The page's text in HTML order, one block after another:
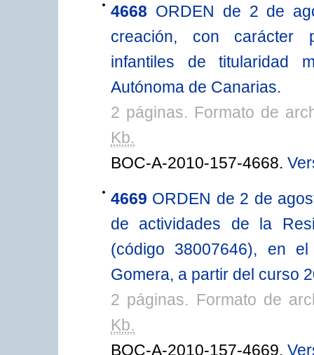
4668 ORDEN de 2 de
creación, con carácter
infantiles de titularidad
Autónoma de Canarias.
2 páginas. Formato de
Kb.
BOC-A-2010-157-4668.
4669 ORDEN de 2 de
de actividades de la
(código 38007646), en
Gomera, a partir del curso
2 páginas. Formato de
Kb.
BOC-A-2010-157-4669.